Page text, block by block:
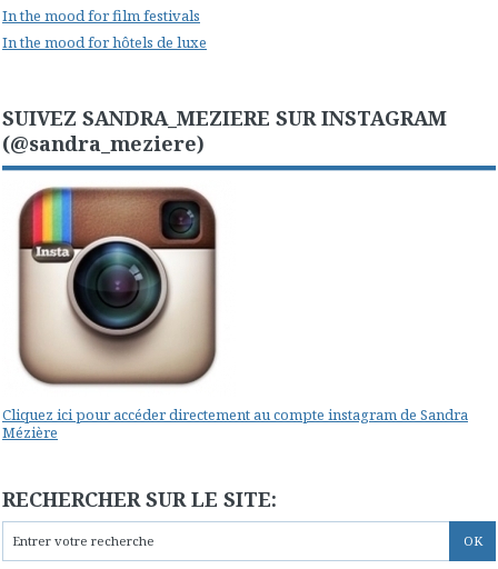
In the mood for film festivals
In the mood for hôtels de luxe
SUIVEZ SANDRA_MEZIERE SUR INSTAGRAM
(@sandra_meziere)
Cliquez ici pour accéder directement au compte instagram de Sandra
Mézière
RECHERCHER SUR LE SITE: